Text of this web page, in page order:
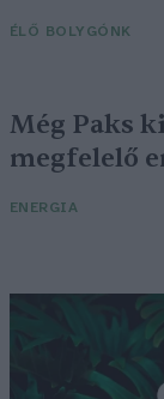
ÉLŐ BOLYGÓNK
Még Paks
megfelelő
ENERGIA